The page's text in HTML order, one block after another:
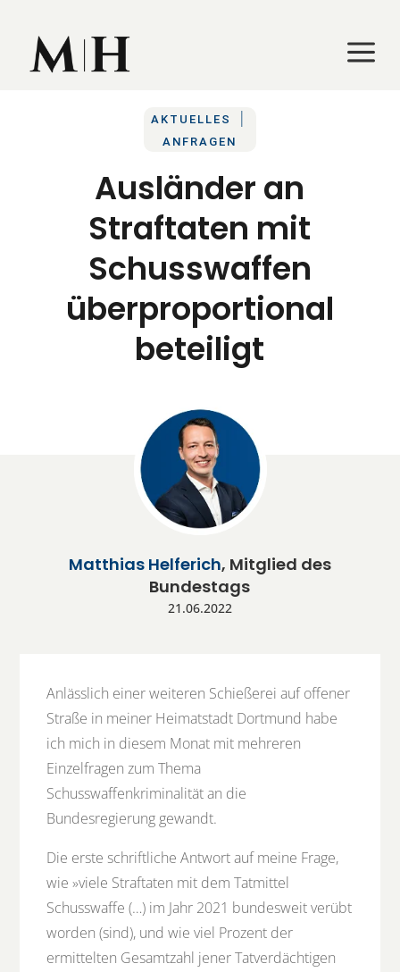
a
a
AKTUELLES |
ANFRAGEN
Ausländer an
Straftaten mit
Schusswaffen
überproportional
beteiligt
Matthias Helferich, Mitglied des
Bundestags
21.06.2022
Anlässlich einer weiteren Schießerei auf offener
Straße in meiner Heimatstadt Dortmund habe
ich mich in diesem Monat mit mehreren
Einzelfragen zum Thema
Schusswaffenkriminalität an die
Bundesregierung gewandt.
Die erste schriftliche Antwort auf meine Frage,
wie »viele Straftaten mit dem Tatmittel
Schusswaffe (…) im Jahr 2021 bundesweit verübt
worden (sind), und wie viel Prozent der
ermittelten Gesamtzahl jener Tatverdächtigen